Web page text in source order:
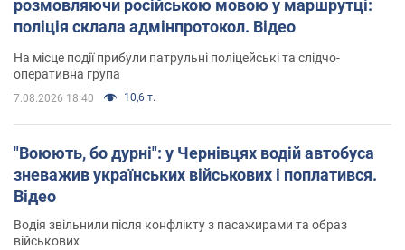
розмовляючи російською мовою у маршрутці:
поліція склала адмінпротокол. Відео
На місце події прибули патрульні поліцейські та слідчо-
оперативна група
7.08.2026 18:40 10,6 т.
"Воюють, бо дурні": у Чернівцях водій автобуса
зневажив українських військових і поплатився.
Відео
Водія звільнили після конфлікту з пасажирами та образ
військових